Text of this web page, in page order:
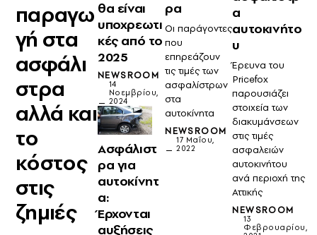
παραγω
γή στα
ασφάλι
στρα
αλλά και
το
κόστος
στις
ζημιές
θα είναι
υποχρεωτι
κές από το
2025
NEWSROOM
14
Νοεμβρίου,
2024
Ασφάλιστ
ρα για
αυτοκίνητ
α:
Έρχονται
αυξήσεις
ρα
Οι παράγοντες
που
επηρεάζουν
τις τιμές των
ασφαλίστρων
στα
αυτοκίνητα
NEWSROOM
17 Μαΐου,
2022
α
αυτοκινήτο
υ
Έρευνα του
Pricefox
παρουσιάζει
στοιχεία των
διακυμάνσεων
στις τιμές
ασφαλειών
αυτοκινήτου
ανά περιοχή της
Αττικής
NEWSROOM
13
Φεβρουαρίου,